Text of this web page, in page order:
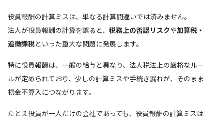
役員報酬の計算ミスは、単なる計算間違いでは済みません。
法人が役員報酬の計算を誤ると、 税務上の否認リスクや加算税・
追徴課税といった重大な問題に発展します。
特に役員報酬は、一般の給与と異なり、法人税法上の厳格なルー
ルが定められており、少しの計算ミスや手続き漏れが、そのまま
損金不算入につながります。
たとえ役員が一人だけの会社であっても、役員報酬の計算ミスは